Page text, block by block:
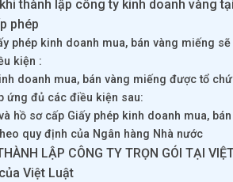
thành lập công ty kinh doanh vàng
phép
phép kinh doanh mua, bán vàng miếng
kiện :
doanh mua, bán vàng miếng được tổ
ứng đủ các điều kiện sau:
hồ sơ cấp Giấy phép kinh doanh mua,
quy định của Ngân hàng Nhà nước
LẬP CÔNG TY TRỌN GÓI TẠI
Việt Luật